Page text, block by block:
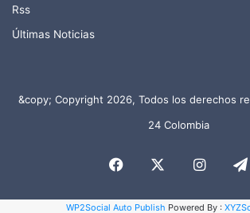
Rss
Últimas Noticias
&copy; Copyright 2026, Todos los derechos
24 Colombia
Facebook
WP2Social Auto Publish Powered By :